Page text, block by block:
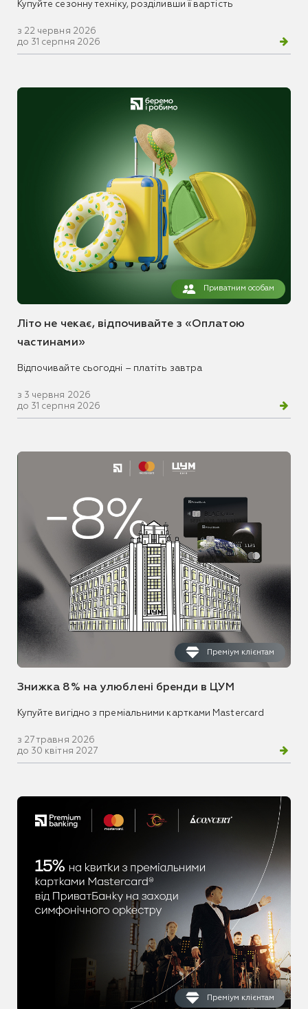
Купуйте сезонну техніку, розділивши її вартість
з 22 червня 2026
до 31 серпня 2026
Приватним особам
Літо не чекає, відпочивайте з «Оплатою
частинами»
Відпочивайте сьогодні – платіть завтра
з 3 червня 2026
до 31 серпня 2026
Преміум клієнтам
Знижка 8% на улюблені бренди в ЦУМ
Купуйте вигідно з преміальними картками Mastercard
з 27 травня 2026
до 30 квітня 2027
Преміум клієнтам